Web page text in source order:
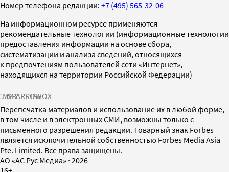
Номер телефона редакции: +7 (495) 565-32-06
На информационном ресурсе применяются
рекомендательные технологии (информационные технологии
предоставления информации на основе сбора,
систематизации и анализа сведений, относящихся
к предпочтениям пользователей сети «Интернет»,
находящихся на территории Российской Федерации)
SPARROWINFOX
Перепечатка материалов и использование их в любой форме,
в том числе и в электронных СМИ, возможны только с
письменного разрешения редакции. Товарный знак Forbes
является исключительной собственностью Forbes Media Asia
Pte. Limited. Все права защищены.
AO «АС Рус Медиа» · 2026